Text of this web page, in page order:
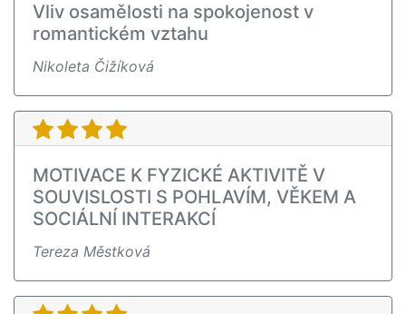
Vliv osamělosti na spokojenost v
romantickém vztahu
Nikoleta Čižíková
MOTIVACE K FYZICKÉ AKTIVITĚ V
SOUVISLOSTI S POHLAVÍM, VĚKEM A
SOCIÁLNÍ INTERAKCÍ
Tereza Městková